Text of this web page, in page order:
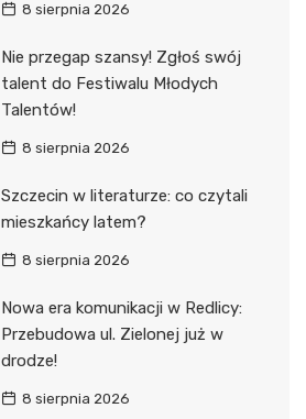
8 sierpnia 2026
Nie przegap szansy! Zgłoś swój
talent do Festiwalu Młodych
Talentów!
8 sierpnia 2026
Szczecin w literaturze: co czytali
mieszkańcy latem?
8 sierpnia 2026
Nowa era komunikacji w Redlicy:
Przebudowa ul. Zielonej już w
drodze!
8 sierpnia 2026